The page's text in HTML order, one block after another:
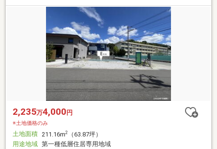
2,235万4,000円
※土地価格のみ
土地面積 211.16m2
（63.87坪）
用途地域 第一種低層住居専用地域